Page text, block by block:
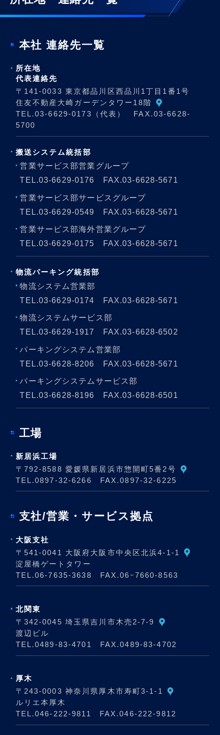
本社 連絡先一覧
所在地
代表連絡先
〒141-0033 東京都品川区西品川1丁目1番1号
住友不動産大崎ガーデンタワー18階
TEL.03-6629-0173 （代表） FAX.03-6628-
5700
搬送システム統括部
営業サービス部営業グループ
TEL.03-6629-0176 FAX.03-6628-5671
営業サービス部サービスグループ
TEL.03-6629-0549 FAX.03-6628-5671
営業サービス部海外営業グループ
TEL.03-6629-0175 FAX.03-6628-5671
物流パーキング統括部
物流システム営業部
TEL.03-6629-0174 FAX.03-6628-5671
物流システムサービス部
TEL.03-6629-1917
FAX.03-6628-6502
パーキングシステム営業部
TEL.03-6628-8206 FAX.03-6628-5671
パーキングシステムサービス部
TEL.03-6628-8196 FAX.03-6628-6501
工場
新居浜工場
〒792-8588 愛媛県新居浜市惣開町5番2号
TEL.0897-32-6266 FAX.0897-32-6225
支社/営業・サービス拠点
大阪支社
〒541-0041 大阪府大阪市中央区北浜4-1-1
淀屋橋ゲートタワー
TEL.06-7635-3638 FAX.06ｰ7660-8563
北関東
〒342-0045 埼玉県吉川市木売2-7-9
渡辺ビル
TEL.0489-83-4701 FAX.0489-83-4702
厚木
〒243-0003 神奈川県厚木市寿町3-1-1
ルリエ本厚木
TEL.046-222-9811 FAX.046-222-9812